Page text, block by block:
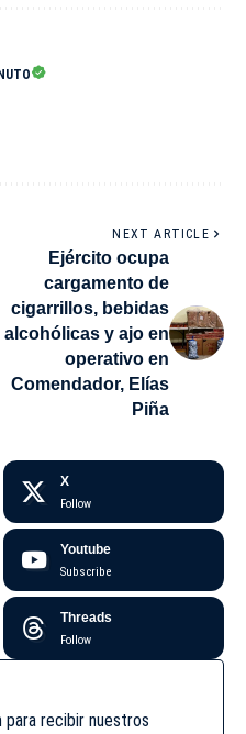
NEXT ARTICLE
Ejército ocupa
cargamento de
cigarrillos, bebidas
alcohólicas y ajo en
operativo en
Comendador, Elías
Piña
X
Follow
Youtube
Subscribe
Threads
Follow
para recibir nuestros